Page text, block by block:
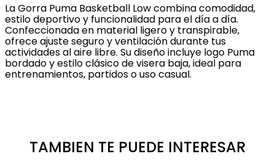
La Gorra Puma Basketball Low combina comodidad,
estilo deportivo y funcionalidad para el día a día.
Confeccionada en material ligero y transpirable,
ofrece ajuste seguro y ventilación durante tus
actividades al aire libre. Su diseño incluye logo Puma
bordado y estilo clásico de visera baja, ideal para
entrenamientos, partidos o uso casual.
TAMBIEN TE PUEDE INTERESAR